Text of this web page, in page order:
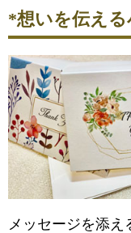
*想いを伝え
メッセージを添